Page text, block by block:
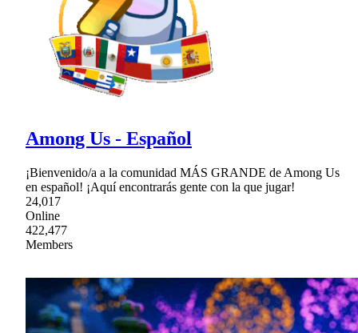
Among Us - Español
¡Bienvenido/a a la comunidad MÁS GRANDE de Among Us
en español! ¡Aquí encontrarás gente con la que jugar!
24,017
Online
422,477
Members